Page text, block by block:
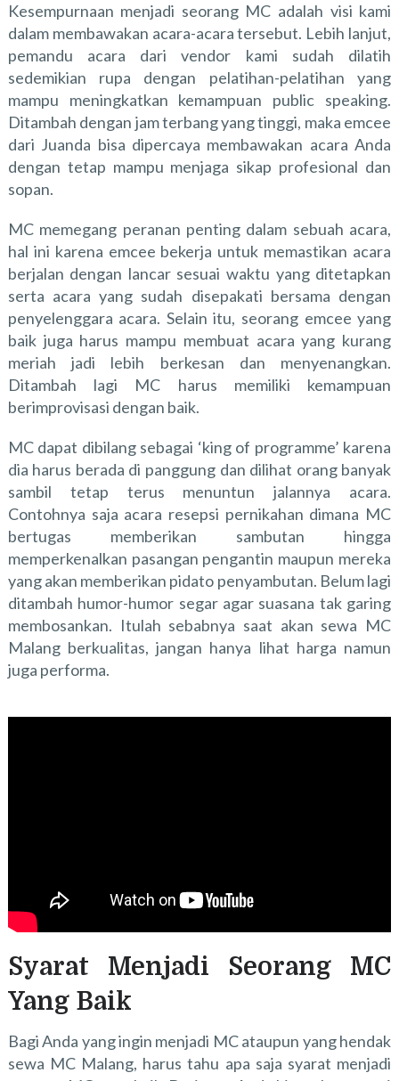
Kesempurnaan menjadi seorang MC adalah visi kami
dalam membawakan acara-acara tersebut. Lebih lanjut,
pemandu acara dari vendor kami sudah dilatih
sedemikian rupa dengan pelatihan-pelatihan yang
mampu meningkatkan kemampuan public speaking.
Ditambah dengan jam terbang yang tinggi, maka emcee
dari Juanda bisa dipercaya membawakan acara Anda
dengan tetap mampu menjaga sikap profesional dan
sopan.
MC memegang peranan penting dalam sebuah acara,
hal ini karena emcee bekerja untuk memastikan acara
berjalan dengan lancar sesuai waktu yang ditetapkan
serta acara yang sudah disepakati bersama dengan
penyelenggara acara. Selain itu, seorang emcee yang
baik juga harus mampu membuat acara yang kurang
meriah jadi lebih berkesan dan menyenangkan.
Ditambah lagi MC harus memiliki kemampuan
berimprovisasi dengan baik.
MC dapat dibilang sebagai ‘king of programme’ karena
dia harus berada di panggung dan dilihat orang banyak
sambil tetap terus menuntun jalannya acara.
Contohnya saja acara resepsi pernikahan dimana MC
bertugas memberikan sambutan hingga
memperkenalkan pasangan pengantin maupun mereka
yang akan memberikan pidato penyambutan. Belum lagi
ditambah humor-humor segar agar suasana tak garing
membosankan. Itulah sebabnya saat akan sewa MC
Malang berkualitas, jangan hanya lihat harga namun
juga performa.
Syarat Menjadi Seorang MC
Yang Baik
Bagi Anda yang ingin menjadi MC ataupun yang hendak
sewa MC Malang, harus tahu apa saja syarat menjadi